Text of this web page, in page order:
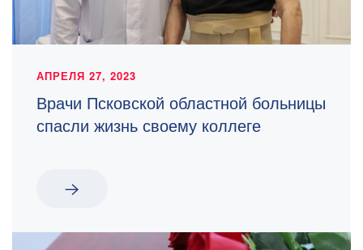
АПРЕЛЯ 27, 2023
Врачи Псковской областной больницы
спасли жизнь своему коллеге